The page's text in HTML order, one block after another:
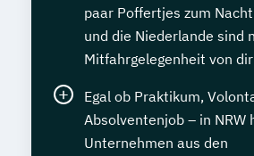
paar Poffertjes zum
und die Niederlande sind
Mitfahrgelegenheit von
Egal ob Praktikum,
Absolventenjob – in NRW
Unternehmen aus den